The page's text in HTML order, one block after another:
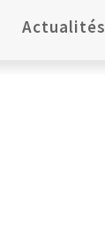
Actualités